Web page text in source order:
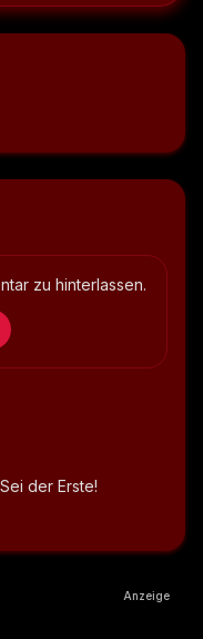
zu hinterlassen.
der Erste!
Anzeige